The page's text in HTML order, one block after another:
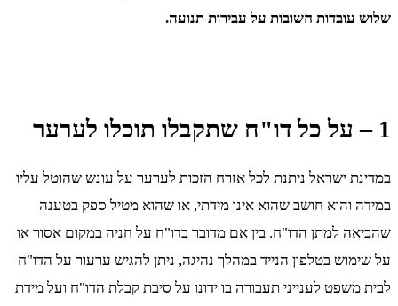
שלוש עובדות חשובות על עבירות תנועה.
1 – על כל דו"ח שתקבלו תוכלו לערער
במדינת ישראל ניתנת לכל אזרח הזכות לערער על עונש שהוטל עליו
במידה והוא חושב שהוא אינו מידתי, או שהוא מטיל ספק בטענה
שהביאה למתן הדו"ח. בין אם מדובר בדו"ח על חניה במקום אסור או
על שימוש בטלפון הנייד במהלך נהיגה, ניתן להגיש ערעור על הדו"ח
לבית משפט לענייני תעבורה בו ידונו על סיבת קבלת הדו"ח ועל מידת